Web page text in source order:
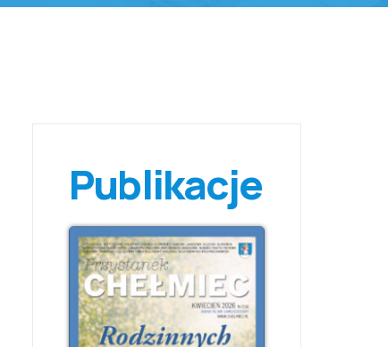
Publikacje